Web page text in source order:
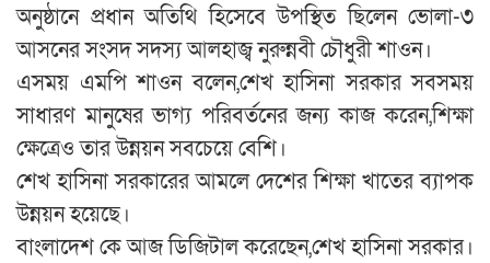
অনুষ্ঠানে প্রধান অতিথি হিসেবে উপস্থিত ছিলেন ভোলা-৩
আসনের সংসদ সদস্য আলহাজ্ব নুরুন্নবী চৌধুরী শাওন।
এসময় এমপি শাওন বলেন,শেখ হাসিনা সরকার সবসময়
সাধারণ মানুষের ভাগ্য পরিবর্তনের জন্য কাজ করেন,শিক্ষা
ক্ষেত্রেও তার উন্নয়ন সবচেয়ে বেশি।
শেখ হাসিনা সরকারের আমলে দেশের শিক্ষা খাতের ব্যাপক
উন্নয়ন হয়েছে।
বাংলাদেশ কে আজ ডিজিটাল করেছেন,শেখ হাসিনা সরকার।